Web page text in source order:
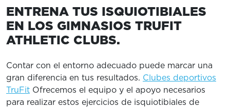
ENTRENA TUS ISQUIOTIBIALES
EN LOS GIMNASIOS TRUFIT
ATHLETIC CLUBS.
Contar con el entorno adecuado puede marcar una
gran diferencia en tus resultados. Clubes deportivos
TruFit Ofrecemos el equipo y el apoyo necesarios
para realizar estos ejercicios de isquiotibiales de